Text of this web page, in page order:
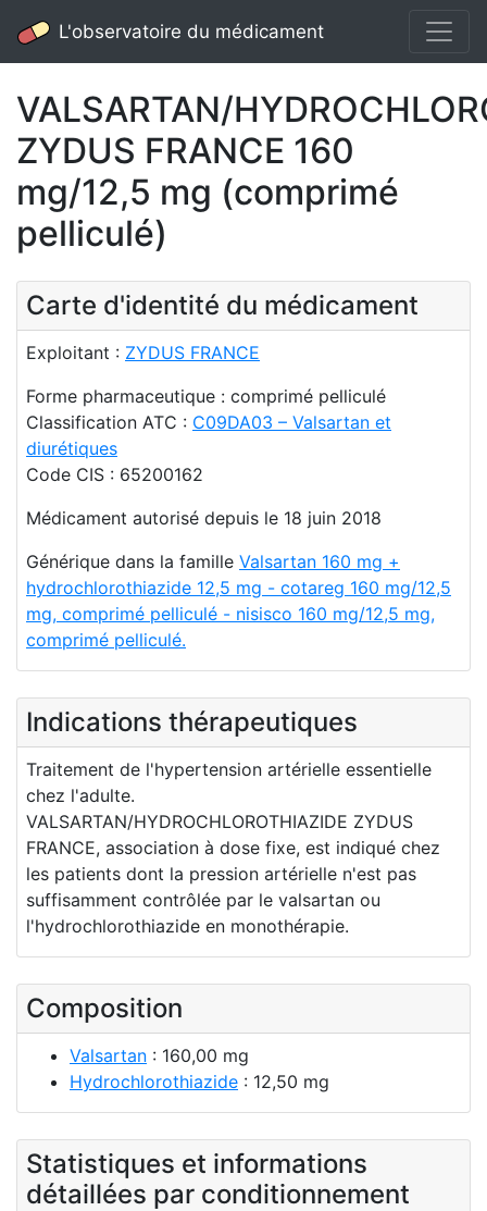
L'observatoire du médicament
VALSARTAN/
ZYDUS FRANCE 160
mg/12,5 mg (comprimé
pelliculé)
Carte d'identité du médicament
Exploitant : ZYDUS FRANCE
Forme pharmaceutique : comprimé pelliculé
Classification ATC : C09DA03 – Valsartan et
diurétiques
Code CIS : 65200162
Médicament autorisé depuis le 18 juin 2018
Générique dans la famille Valsartan 160 mg +
hydrochlorothiazide 12,5 mg - cotareg 160 mg/12,5
mg, comprimé pelliculé - nisisco 160 mg/12,5 mg,
comprimé pelliculé.
Indications thérapeutiques
Traitement de l'hypertension artérielle essentielle
chez l'adulte.
VALSARTAN/HYDROCHLOROTHIAZIDE ZYDUS
FRANCE, association à dose fixe, est indiqué chez
les patients dont la pression artérielle n'est pas
suffisamment contrôlée par le valsartan ou
l'hydrochlorothiazide en monothérapie.
Composition
Valsartan : 160,00 mg
Hydrochlorothiazide : 12,50 mg
Statistiques et informations
détaillées par conditionnement